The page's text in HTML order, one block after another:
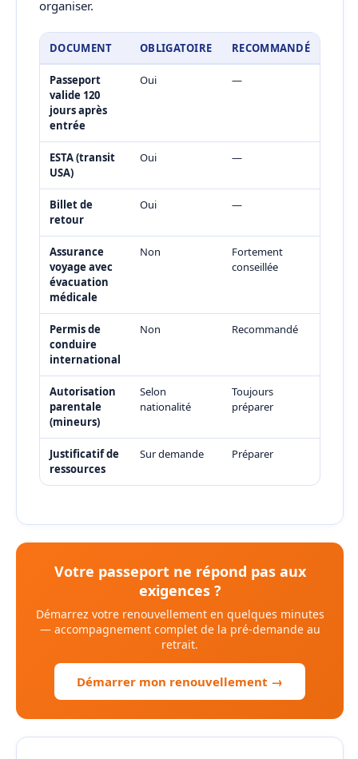
organiser.
DOCUMENT OBLIGATOIRE RECOMMANDÉ
Passeport
valide 120
jours après
entrée
Oui —
ESTA (transit
USA)
Oui —
Billet de
retour
Oui —
Assurance
voyage avec
évacuation
médicale
Non
Fortement
conseillée
Permis de
conduire
international
Non Recommandé
Autorisation
parentale
(mineurs)
Selon
nationalité
Toujours
préparer
Justificatif de
ressources
Sur demande Préparer
Votre passeport ne répond pas aux
exigences ?
Démarrez votre renouvellement en quelques minutes
— accompagnement complet de la pré-demande au
retrait.
Démarrer mon renouvellement →